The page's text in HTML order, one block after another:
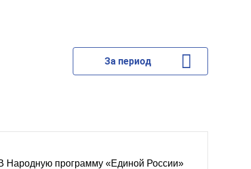
За период
Народную программу «Единой России»